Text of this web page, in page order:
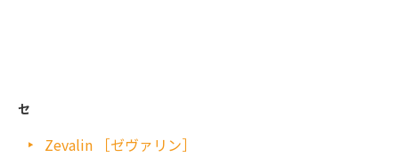
セ
Zevalin ［ゼヴァリン］